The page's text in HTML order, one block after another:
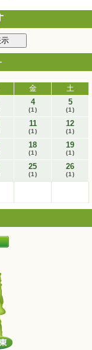
金
土
4
(1)
5
(1)
11
(1)
12
(1)
18
(1)
19
(1)
25
(1)
26
(1)